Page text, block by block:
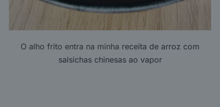
O alho frito entra na minha receita de arroz com
salsichas chinesas ao vapor